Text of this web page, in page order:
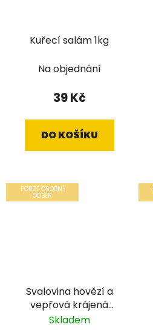
Kuřecí salám 1kg
Na objednání
39 Kč
DO KOŠÍKU
POUZE OSOBNÍ
ODBĚR
Svalovina hovězí a
vepřová krájená
salám 700 g
Skladem